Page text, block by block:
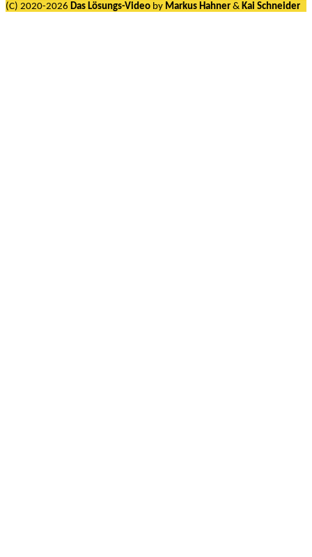
(C) 2020-2026 Das Lösungs-Video by Markus Hahner & Kai Schneider